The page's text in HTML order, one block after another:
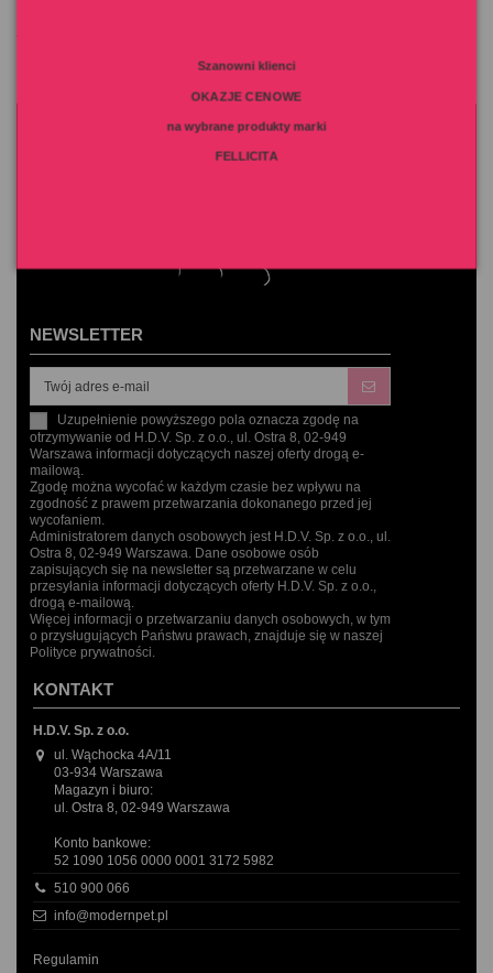
NEWSLETTER
Uzupełnienie powyższego pola oznacza zgodę na
otrzymywanie od H.D.V. Sp. z o.o., ul. Ostra 8, 02-949
Warszawa informacji dotyczących naszej oferty drogą e-
mailową.
Zgodę można wycofać w każdym czasie bez wpływu na
zgodność z prawem przetwarzania dokonanego przed jej
wycofaniem.
Administratorem danych osobowych jest H.D.V. Sp. z o.o., ul.
Ostra 8, 02-949 Warszawa. Dane osobowe osób
zapisujących się na newsletter są przetwarzane w celu
przesyłania informacji dotyczących oferty H.D.V. Sp. z o.o.,
drogą e-mailową.
Więcej informacji o przetwarzaniu danych osobowych, w tym
o przysługujących Państwu prawach, znajduje się w naszej
Polityce prywatności.
KONTAKT
H.D.V. Sp. z o.o.
ul. Wąchocka 4A/11
03-934 Warszawa
Magazyn i biuro:
ul. Ostra 8, 02-949 Warszawa
Konto bankowe:
52 1090 1056 0000 0001 3172 5982
510 900 066
info@modernpet.pl
Regulamin
Szanowni klienci
OKAZJE CENOWE
na wybrane produkty marki
FELLICITA